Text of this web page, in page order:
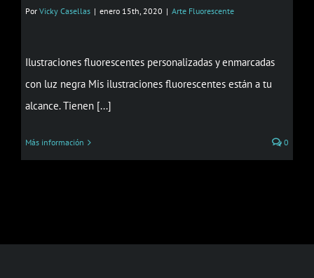
Por Vicky Casellas | enero 15th, 2020 | Arte Fluorescente
Ilustraciones fluorescentes personalizadas y enmarcadas
con luz negra Mis ilustraciones fluorescentes están a tu
alcance. Tienen [...]
Más información 0